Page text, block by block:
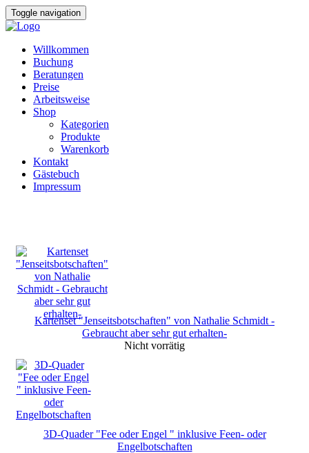
Toggle navigation
Willkommen
Buchung
Beratungen
Preise
Arbeitsweise
Shop
Kategorien
Produkte
Warenkorb
Kontakt
Gästebuch
Impressum
Kartenset "Jenseitsbotschaften" von Nathalie Schmidt -
Gebraucht aber sehr gut erhalten-
Nicht vorrätig
3D-Quader "Fee oder Engel " inklusive Feen- oder
Engelbotschaften